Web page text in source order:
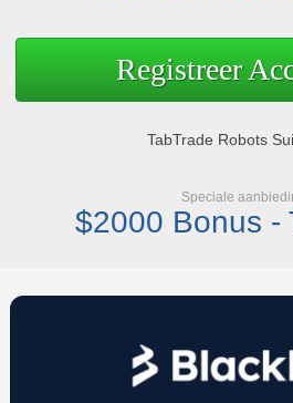
Registreer
TabTrade Robots
Speciale
$2000 Bonus -